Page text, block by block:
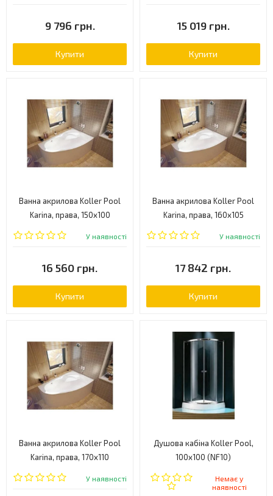
9 796 грн.
Купити
15 019 грн.
Купити
Ванна акрилова Koller Pool
Karina, права, 150x100
(KARINA150X100R)
У наявності
16 560 грн.
Купити
Ванна акрилова Koller Pool
Karina, права, 160x105
(KARINA160X105R)
У наявності
17 842 грн.
Купити
Ванна акрилова Koller Pool
Karina, права, 170x110
(KARINA170X110R)
У наявності
Душова кабіна Koller Pool,
100x100 (NF10)
Немає у
наявності